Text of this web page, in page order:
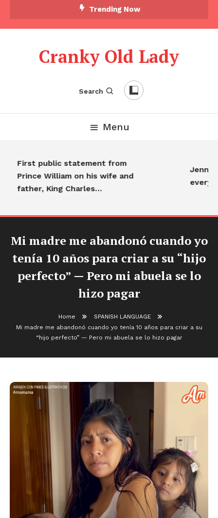
Trending Now
Cranky Old Lady
Search
Menu
First public statement from
Prince William on his wife and
father, King Charles…
Mi madre me abandonó cuando yo
tenía 10 años para criar a su “hijo
perfecto” — Pero mi abuela se lo
hizo pagar
Home
SPANISH LANGUAGE
Mi madre me abandonó cuando yo tenía 10 años para criar a su
“hijo perfecto” — Pero mi abuela se lo hizo pagar